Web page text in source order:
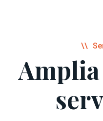
Amplia